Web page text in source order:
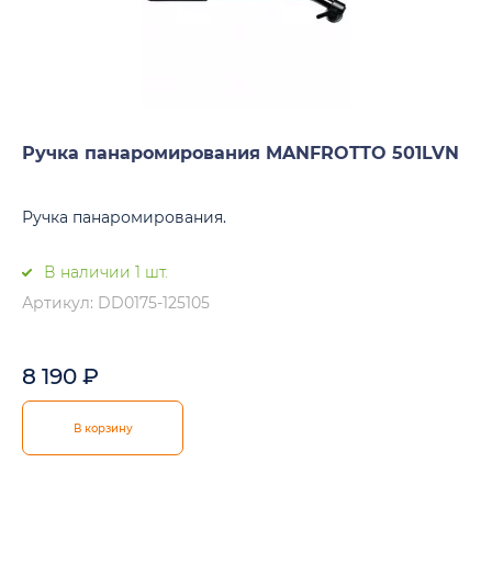
Ручка панаромирования MANFROTTO 501LVN
Ручка панаромирования.
В наличии 1 шт.
Артикул: DD0175-125105
8 190 ₽
В корзину